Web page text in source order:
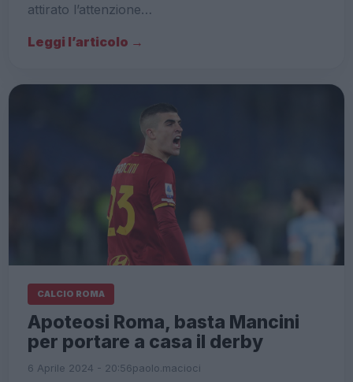
attirato l’attenzione…
Leggi l’articolo →
CALCIO ROMA
Apoteosi Roma, basta Mancini
per portare a casa il derby
6 Aprile 2024 - 20:56paolo.macioci